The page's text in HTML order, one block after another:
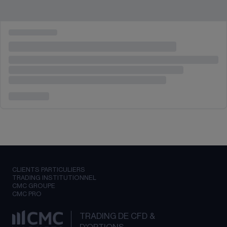
CLIENTS PARTICULIERS
TRADING INSTITUTIONNEL
CMC GROUPE
CMC PRO
TRADING DE CFD &